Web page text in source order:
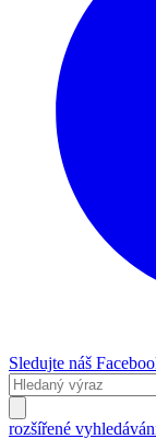
Sledujte náš
rozšířené